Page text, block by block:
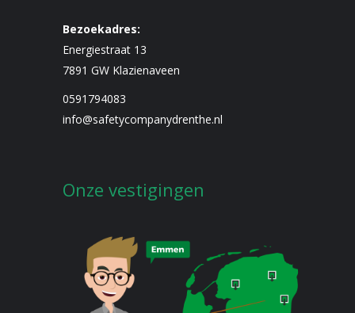
Bezoekadres:
Energiestraat 13
7891 GW Klazienaveen
0591794083
info@safetycompanydrenthe.nl
Onze vestigingen